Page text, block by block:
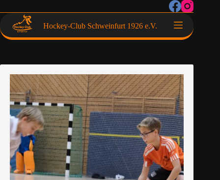
Hockey-Club Schweinfurt 1926 e.V.